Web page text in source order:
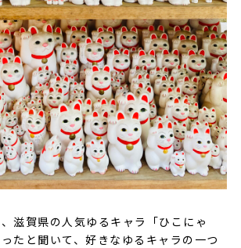
滋賀県の人気ゆるキャラ「ひこにゃ
たと聞いて、好きなゆるキャラの一つ